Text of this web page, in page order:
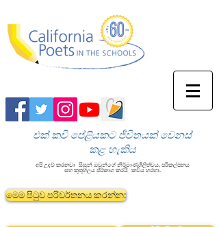
එක් කවි පේළියකට ජීවිතයක් වෙනස්
කළ හැකිය
අපි උදව් කරනවා සිසුන් ඔවුන්ගේ නිර්මාණශීලීත්වය, පරිකල්පනය
සහ කුතුහලය ප්රකාශ කරයි කවිය හරහා.
මෙම පිටුව පරිවර්තනය කරන්න: